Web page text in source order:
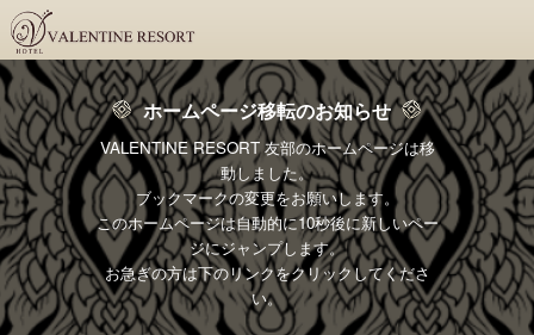
ホームページ移転のお知らせ
VALENTINE RESORT 友部のホームページは移
動しました。
ブックマークの変更をお願いします。
このホームページは自動的に10秒後に新しいペー
ジにジャンプします。
お急ぎの方は下のリンクをクリックしてくださ
い。